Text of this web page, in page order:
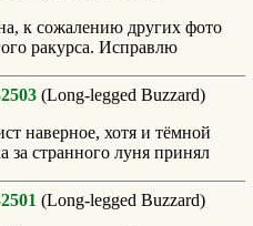
к сожалению других фото
ракурса. Исправлю
(Long-legged Buzzard)
наверное, хотя и тёмной
за странного луня принял
(Long-legged Buzzard)